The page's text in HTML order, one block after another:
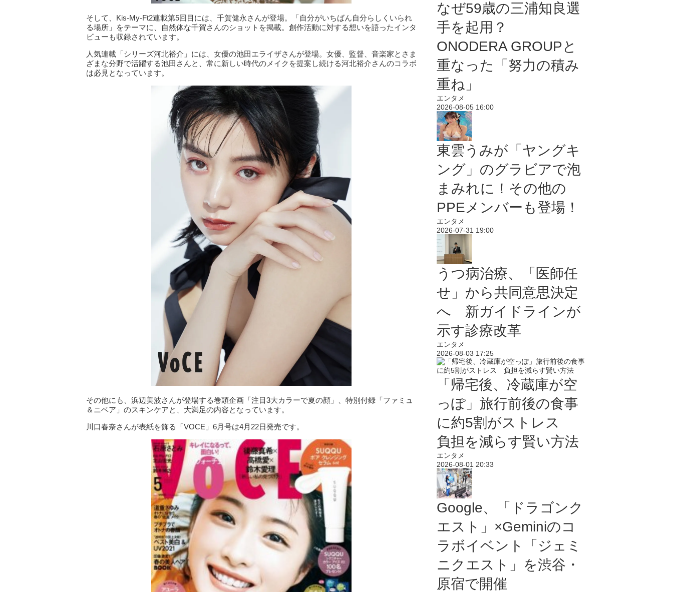
そして、Kis-My-Ft2連載第5回目には、千賀健永さんが登場。「自分がいちばん自分らしくいられ
る場所」をテーマに、自然体な千賀さんのショットを掲載。創作活動に対する想いを語ったインタ
ビューも収録されています。
人気連載「シリーズ河北裕介」には、女優の池田エライザさんが登場。女優、監督、音楽家とさま
ざまな分野で活躍する池田さんと、常に新しい時代のメイクを提案し続ける河北裕介さんのコラボ
は必見となっています。
その他にも、浜辺美波さんが登場する巻頭企画「注目3大カラーで夏の顔」、特別付録「ファミュ
＆ニベア」のスキンケアと、大満足の内容となっています。
川口春奈さんが表紙を飾る「VOCE」6月号は4月22日発売です。
なぜ59歳の三浦知良選
手を起用？
ONODERA GROUPと
重なった「努力の積み
重ね」
エンタメ
2026-08-05 16:00
東雲うみが「ヤングキ
ング」のグラビアで泡
まみれに！その他の
PPEメンバーも登場！
エンタメ
2026-07-31 19:00
うつ病治療、「医師任
せ」から共同意思決定
へ 新ガイドラインが
示す診療改革
エンタメ
2026-08-03 17:25
「帰宅後、冷蔵庫が空
っぽ」旅行前後の食事
に約5割がストレス
負担を減らす賢い方法
エンタメ
2026-08-01 20:33
Google、「ドラゴンク
エスト」×Geminiのコ
ラボイベント「ジェミ
ニクエスト」を渋谷・
原宿で開催